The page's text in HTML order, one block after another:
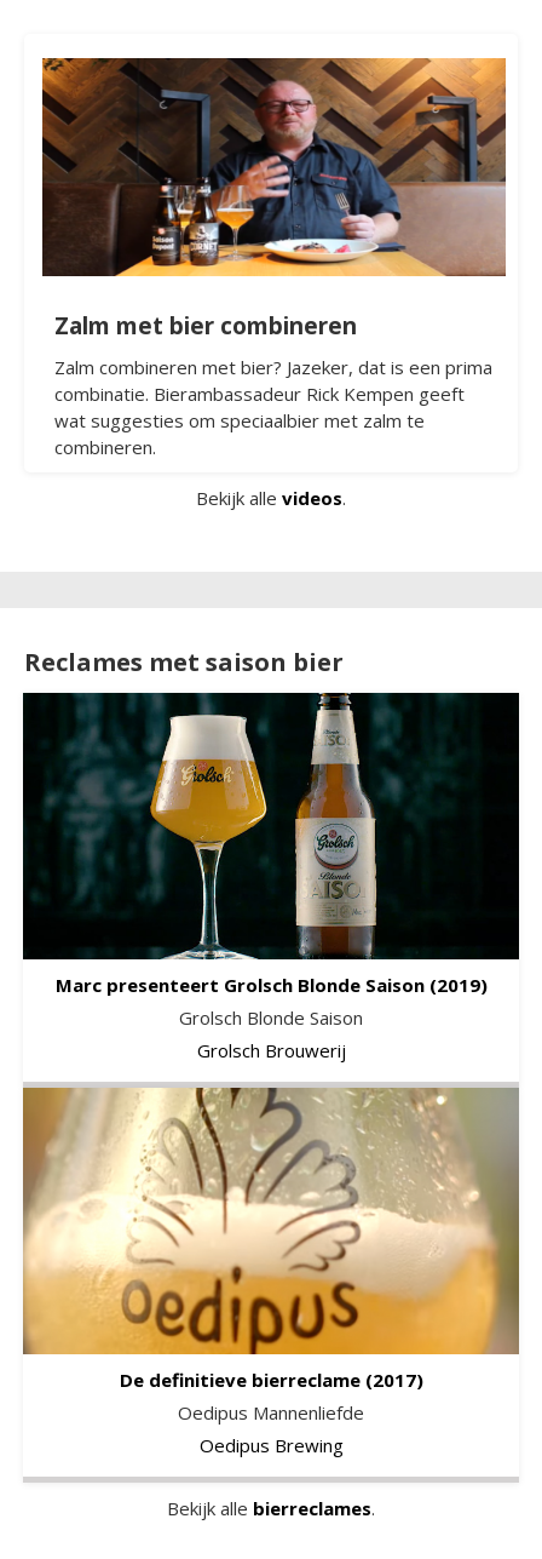
Zalm met bier combineren
Zalm combineren met bier? Jazeker, dat is een prima
combinatie. Bierambassadeur Rick Kempen geeft
wat suggesties om speciaalbier met zalm te
combineren.
Bekijk alle videos.
Reclames met saison bier
Marc presenteert Grolsch Blonde Saison (2019)
Grolsch Blonde Saison
Grolsch Brouwerij
De definitieve bierreclame (2017)
Oedipus Mannenliefde
Oedipus Brewing
Bekijk alle bierreclames.